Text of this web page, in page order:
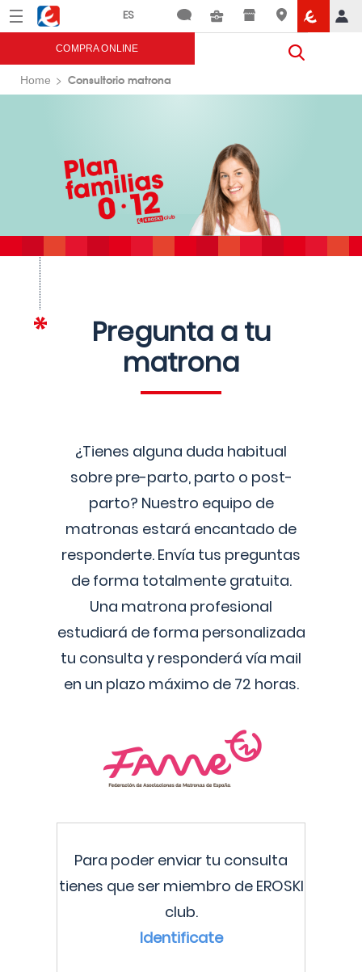
Menú Eroski
COMPRA ONLINE
Home Consultorio matrona
Pregunta a tu
matrona
¿Tienes alguna duda habitual
sobre pre-parto, parto o post-
parto? Nuestro equipo de
matronas estará encantado de
responderte. Envía tus preguntas
de forma totalmente gratuita.
Una matrona profesional
estudiará de forma personalizada
tu consulta y responderá vía mail
en un plazo máximo de 72 horas.
Para poder enviar tu consulta
tienes que ser miembro de EROSKI
club.
Identificate